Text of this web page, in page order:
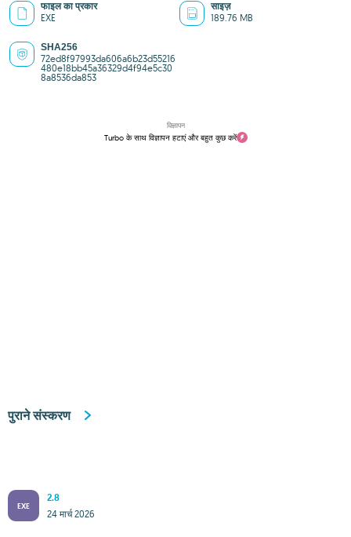
फाइल का प्रकार
EXE
साइज़
189.76 MB
SHA256
72ed8f97993da606a6b23d55216
480e18bb45a36329d4f94e5c30
8a8536da853
विज्ञापन
Turbo के साथ विज्ञापन हटाएं और बहुत कुछ करें
पुराने संस्करण
EXE
2.8
24 मार्च 2026